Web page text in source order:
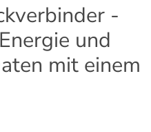
-
und
mit einem